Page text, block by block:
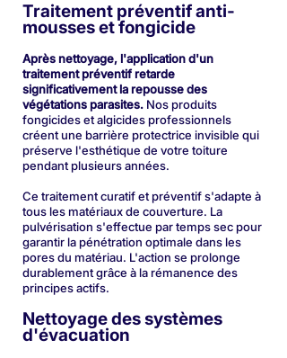
Traitement préventif anti-
mousses et fongicide
Après nettoyage, l'application d'un
traitement préventif retarde
significativement la repousse des
végétations parasites. Nos produits
fongicides et algicides professionnels
créent une barrière protectrice invisible qui
préserve l'esthétique de votre toiture
pendant plusieurs années.
Ce traitement curatif et préventif s'adapte à
tous les matériaux de couverture. La
pulvérisation s'effectue par temps sec pour
garantir la pénétration optimale dans les
pores du matériau. L'action se prolonge
durablement grâce à la rémanence des
principes actifs.
Nettoyage des systèmes
d'évacuation